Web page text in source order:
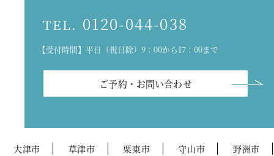
TEL. 0120-044-038
【受付時間】平日（祝日除）9：00から17：00まで
ご予約・お問い合わせ
大津市 草津市 栗東市 守山市
野洲市